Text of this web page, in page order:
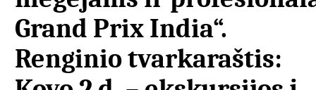
Grand Prix India“.
Renginio tvarkaraštis: